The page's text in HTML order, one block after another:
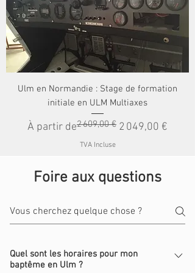
Ulm en Normandie : Stage de formation
initiale en ULM Multiaxes
À partir de
Prix original2 609,00 € 2 049,00 €
Prix promotionnel
TVA Incluse
Foire aux questions
Quel sont les horaires pour mon
baptême en Ulm ?